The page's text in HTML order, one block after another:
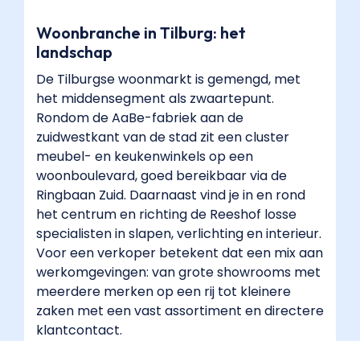
Woonbranche in Tilburg: het
landschap
De Tilburgse woonmarkt is gemengd, met
het middensegment als zwaartepunt.
Rondom de AaBe-fabriek aan de
zuidwestkant van de stad zit een cluster
meubel- en keukenwinkels op een
woonboulevard, goed bereikbaar via de
Ringbaan Zuid. Daarnaast vind je in en rond
het centrum en richting de Reeshof losse
specialisten in slapen, verlichting en interieur.
Voor een verkoper betekent dat een mix aan
werkomgevingen: van grote showrooms met
meerdere merken op een rij tot kleinere
zaken met een vast assortiment en directere
klantcontact.